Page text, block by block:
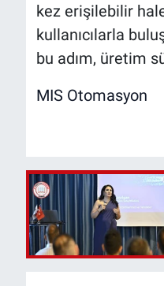
kez erişilebilir
kullanıcılarla
bu adım, üretim
MIS Otomasyon